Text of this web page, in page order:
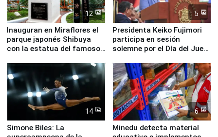
12
Inauguran en Miraflores el
parque japonés Shibuya
con la estatua del famoso
5
Presidenta Keiko Fujimori
participa en sesión
solemne por el Día del Juez
14
Simone Biles: La
6
Minedu detecta material